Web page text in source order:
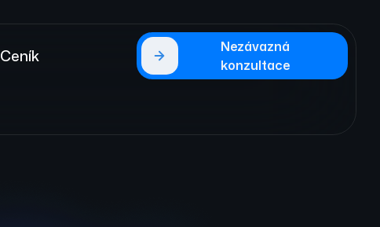
Ceník
Nezávazná
konzultace